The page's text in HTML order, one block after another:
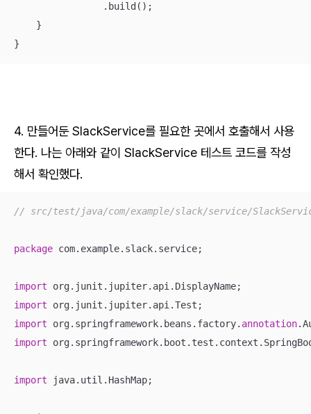
                .build();
    }
}
4. 만들어둔 SlackService를 필요한 곳에서 호출해서 사용
한다. 나는 아래와 같이 SlackService 테스트 코드를 작성
해서 확인했다.
// src/test/java/com/example/slack/service/
package com.example.slack.service;
import
import
import org.springframework.beans.factory. annotation
import
import java.util.HashMap;